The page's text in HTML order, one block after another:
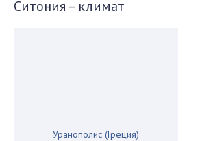
Ситония – климат
Уранополис (Греция)